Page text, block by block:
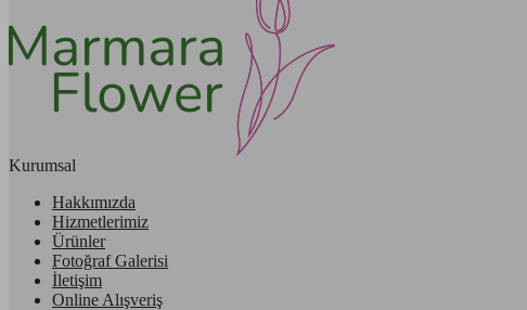
Kurumsal
Hakkımızda
Hizmetlerimiz
Ürünler
Fotoğraf Galerisi
İletişim
Online Alışveriş